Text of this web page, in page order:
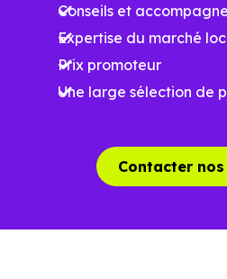
Financer
Conseils et
Expertise du marché
Prix promoteur
Une large sélection de
Contacter